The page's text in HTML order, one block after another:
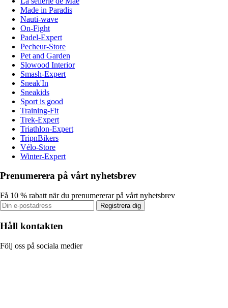
Made in Paradis
Nauti-wave
On-Fight
Padel-Expert
Pecheur-Store
Pet and Garden
Slowood Interior
Smash-Expert
Sneak'In
Sneakids
Sport is good
Training-Fit
Trek-Expert
Triathlon-Expert
TripnBikers
Vélo-Store
Winter-Expert
Prenumerera på vårt nyhetsbrev
Få 10 % rabatt när du prenumererar på vårt nyhetsbrev
Registrera dig
Håll kontakten
Följ oss på sociala medier